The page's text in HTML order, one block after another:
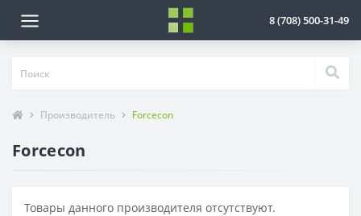
8 (708) 500-31-49
Производитель Forcecon
Forcecon
Товары данного производителя отсутствуют.